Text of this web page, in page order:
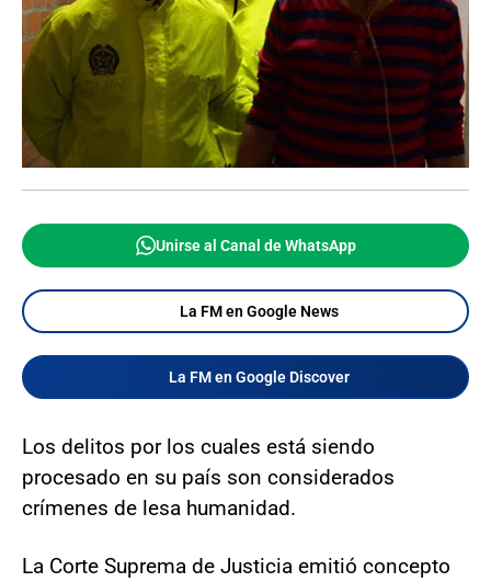
Unirse al Canal de WhatsApp
La FM en Google News
La FM en Google Discover
Los delitos por los cuales está siendo
procesado en su país son considerados
crímenes de lesa humanidad.
La Corte Suprema de Justicia emitió concepto